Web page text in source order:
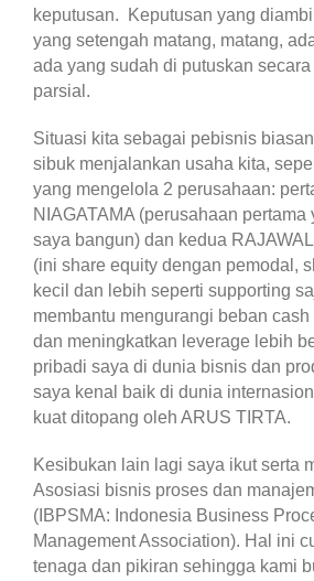
keputusan. Keputusan yang
yang setengah matang, matang,
ada yang sudah di putuskan secara
parsial.
Situasi kita sebagai pebisnis
sibuk menjalankan usaha kita,
yang mengelola 2 perusahaan:
NIAGATAMA (perusahaan pertama
saya bangun) dan kedua
(ini share equity dengan pemodal,
kecil dan lebih seperti supporting
membantu mengurangi beban
dan meningkatkan leverage lebih
pribadi saya di dunia bisnis dan
saya kenal baik di dunia
kuat ditopang oleh ARUS TIRTA.
Kesibukan lain lagi saya ikut serta
Asosiasi bisnis proses dan
(IBPSMA: Indonesia Business
Management Association). Hal ini
tenaga dan pikiran sehingga kami